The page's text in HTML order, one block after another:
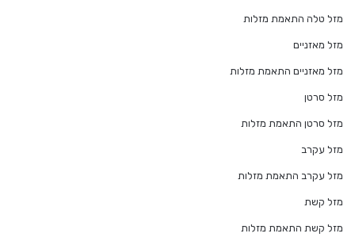
מזל טלה התאמת מזלות
מזל מאזניים
מזל מאזניים התאמת מזלות
מזל סרטן
מזל סרטן התאמת מזלות
מזל עקרב
מזל עקרב התאמת מזלות
מזל קשת
מזל קשת התאמת מזלות